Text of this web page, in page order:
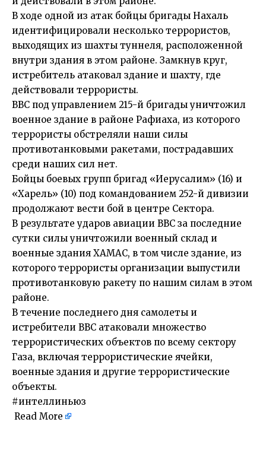
В ходе одной из атак бойцы бригады Нахаль
идентифицировали несколько террористов,
выходящих из шахты туннеля, расположенной
внутри здания в этом районе. Замкнув круг,
истребитель атаковал здание и шахту, где
действовали террористы.
ВВС под управлением 215-й бригады уничтожил
военное здание в районе Рафиаха, из которого
террористы обстреляли наши силы
противотанковыми ракетами, пострадавших
среди наших сил нет.
Бойцы боевых групп бригад «Иерусалим» (16) и
«Харель» (10) под командованием 252-й дивизии
продолжают вести бой в центре Сектора.
В результате ударов авиации ВВС за последние
сутки силы уничтожили военный склад и
военные здания ХАМАС, в том числе здание, из
которого террористы организации выпустили
противотанковую ракету по нашим силам в этом
районе.
В течение последнего дня самолеты и
истребители ВВС атаковали множество
террористических объектов по всему сектору
Газа, включая террористические ячейки,
военные здания и другие террористические
объекты.
#интеллиньюз
Read More